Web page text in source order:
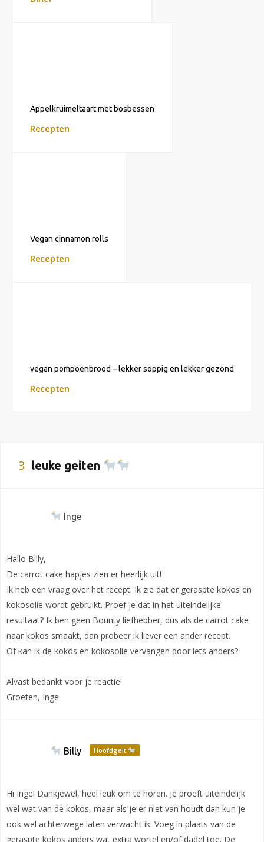
Appelkruimeltaart met bosbessen
Recepten
Vegan cinnamon rolls
Recepten
vegan pompoenbrood – lekker soppig en lekker gezond
Recepten
3 leuke geiten
Inge
Hallo Billy,
De carrot cake hapjes zien er heerlijk uit!
Ik heb een vraag over het recept. Ik zie dat er geraspte kokos en
kokosolie wordt gebruikt. Proef je dat in het uiteindelijke
resultaat? Ik ben geen Bounty liefhebber, dus als de carrot cake
naar kokos smaakt, dan probeer ik liever een ander recept.
Of kan ik de kokos en kokosolie vervangen door iets anders?
Alvast bedankt voor je reactie!
Groeten, Inge
Billy Hoofdgeit
Hi Inge! Dankjewel, heel leuk om te horen. Je proeft uiteindelijk
wel wat van de kokos, maar als je er niet van houdt dan kun je
ook wel achterwege laten verwacht ik. Voeg in plaats van de
geraspte kokos anders wat extra wortel en/of dadel toe. De